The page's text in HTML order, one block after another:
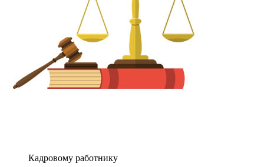
Кадровому работнику